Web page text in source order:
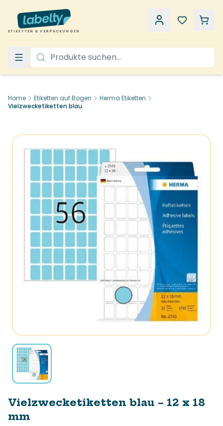
ETIKETTEN & VERPACKUNGEN
Home Etiketten auf Bogen
Herma Etiketten
Vielzwecketiketten blau
Vielzwecketiketten blau – 12 x 18
mm